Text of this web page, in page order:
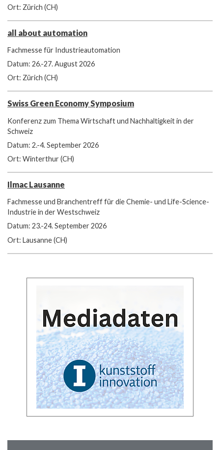
Ort: Zürich (CH)
all about automation
Fachmesse für Industrieautomation
Datum: 26.-27. August 2026
Ort: Zürich (CH)
Swiss Green Economy Symposium
Konferenz zum Thema Wirtschaft und Nachhaltigkeit in der
Schweiz
Datum: 2.-4. September 2026
Ort: Winterthur (CH)
Ilmac Lausanne
Fachmesse und Branchentreff für die Chemie- und Life-Science-
Industrie in der Westschweiz
Datum: 23.-24. September 2026
Ort: Lausanne (CH)